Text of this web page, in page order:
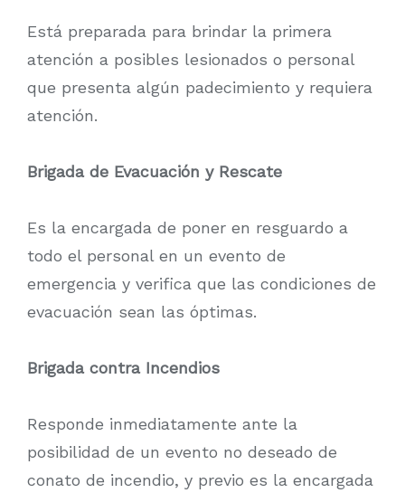
Está preparada para brindar la primera
atención a posibles lesionados o personal
que presenta algún padecimiento y requiera
atención.
Brigada de Evacuación y Rescate
Es la encargada de poner en resguardo a
todo el personal en un evento de
emergencia y verifica que las condiciones de
evacuación sean las óptimas.
Brigada contra Incendios
Responde inmediatamente ante la
posibilidad de un evento no deseado de
conato de incendio, y previo es la encargada